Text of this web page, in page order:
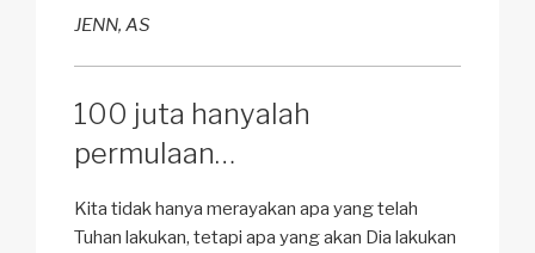
JENN, AS
100 juta hanyalah
permulaan…
Kita tidak hanya merayakan apa yang telah
Tuhan lakukan, tetapi apa yang akan Dia lakukan